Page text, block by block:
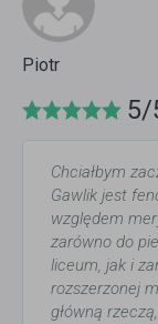
Piotr
5/
Chciałbym
Gawlik jest
względem
zarówno do
liceum, jak i
rozszerzonej
główną